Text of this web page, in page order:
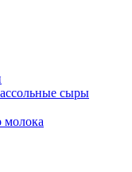
сыры
молока